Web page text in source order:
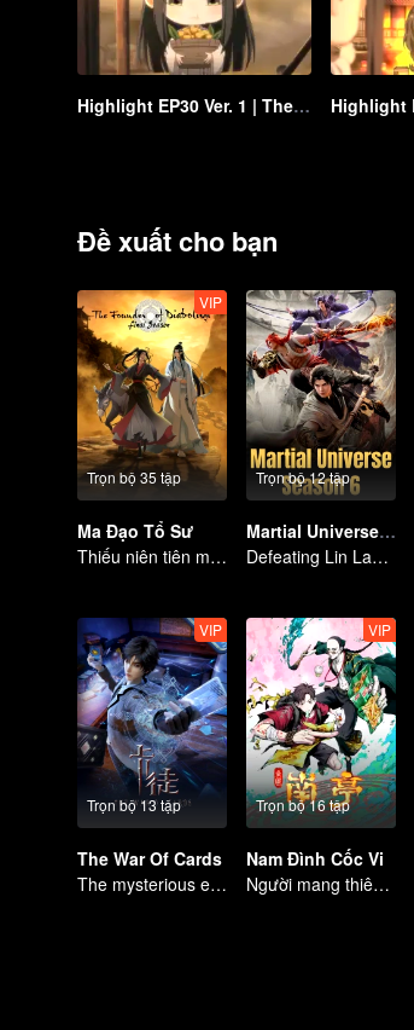
Highlight EP30 Ver. 1 | The Founder of Diabolism Q
Đề xuất cho bạn
Trọn bộ 35 tập
VIP
Ma Đạo Tổ Sư
Thiếu niên tiên môn trừ hại xua đuổi ta ma cho người dân
Trọn bộ 12 tập
Martial Universe S6
Defeating Lin Langtian, rising to the championship.
Trọn bộ 13 tập
VIP
The War Of Cards
The mysterious energy from cards caused a war, how did Chen Mu handle it?
Trọn bộ 16 tập
VIP
Nam Đình Cốc Vi
Người mang thiên mệnh và kẻ siêu phàm, quyết chiến nào!